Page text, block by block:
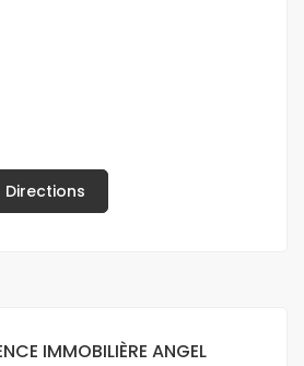
Directions
IMMOBILIÈRE ANGEL